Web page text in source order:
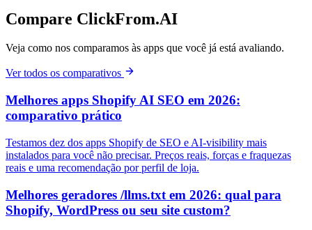
Compare ClickFrom.AI
Veja como nos comparamos às apps que você já está avaliando.
Ver todos os comparativos
Melhores apps Shopify AI SEO em 2026:
comparativo prático
Testamos dez dos apps Shopify de SEO e AI-visibility mais
instalados para você não precisar. Preços reais, forças e fraquezas
reais e uma recomendação por perfil de loja.
Melhores geradores /llms.txt em 2026: qual para
Shopify, WordPress ou seu site custom?